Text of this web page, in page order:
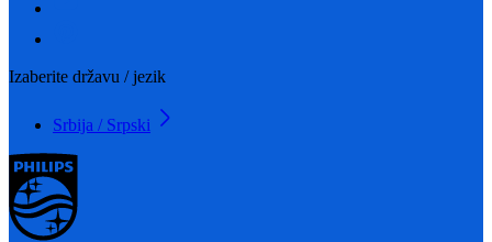
Izaberite državu / jezik
Srbija / Srpski